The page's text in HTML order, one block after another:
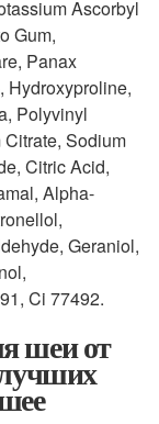
Ascorbyl
Gum,
Panax
Hydroxyproline,
Polyvinyl
Sodium
Citric Acid,
Alpha-
Geraniol,
Ci 77492.
шеи от